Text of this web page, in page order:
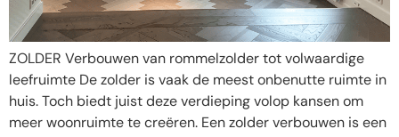
ZOLDER Verbouwen van rommelzolder tot volwaardige
leefruimte De zolder is vaak de meest onbenutte ruimte in
huis. Toch biedt juist deze verdieping volop kansen om
meer woonruimte te creëren. Een zolder verbouwen is een